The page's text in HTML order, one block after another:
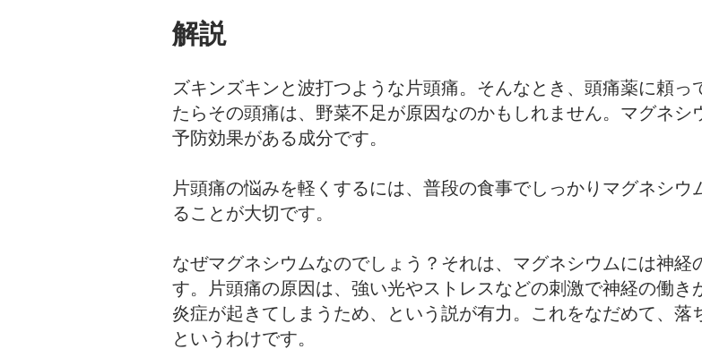
解説
ズキンズキンと波打つような片頭痛。そんなとき、頭痛薬に頼
たらその頭痛は、野菜不足が原因なのかもしれません。マグネ
予防効果がある成分です。
片頭痛の悩みを軽くするには、普段の食事でしっかりマグネシ
ることが大切です。
なぜマグネシウムなのでしょう？それは、マグネシウムには神
す。片頭痛の原因は、強い光やストレスなどの刺激で神経の働
炎症が起きてしまうため、という説が有力。これをなだめて、落
というわけです。